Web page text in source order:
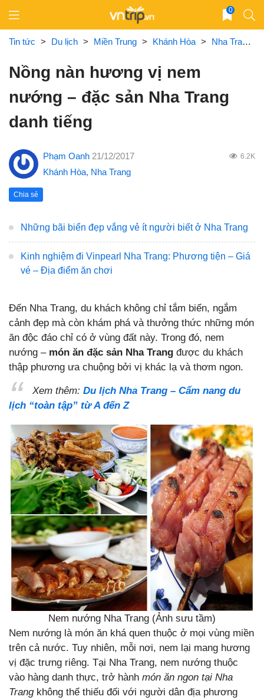
content
0
Tin tức > Du lịch > Miền Trung > Khánh Hòa > Nha Trang
Nồng nàn hương vị nem
nướng – đặc sản Nha Trang
danh tiếng
Phạm Oanh 21/12/2017 6.2K
Khánh Hòa, Nha Trang
Chia sẻ
Những bãi biển đẹp vắng vẻ ít người biết ở Nha Trang
Kinh nghiệm đi Vinpearl Nha Trang: Phương tiện – Giá
vé – Địa điểm ăn chơi
Đến Nha Trang, du khách không chỉ tắm biển, ngắm
cảnh đẹp mà còn khám phá và thưởng thức những món
ăn độc đáo chỉ có ở vùng đất này. Trong đó, nem
nướng – món ăn đặc sản Nha Trang được du khách
thập phương ưa chuộng bởi vị khác lạ và thơm ngon.
Xem thêm: Du lịch Nha Trang – Cẩm nang du
lịch “toàn tập” từ A đến Z
Nem nướng Nha Trang (Ảnh sưu tầm)
Nem nướng là món ăn khá quen thuộc ở mọi vùng miền
trên cả nước. Tuy nhiên, mỗi nơi, nem lại mang hương
vị đặc trưng riêng. Tại Nha Trang, nem nướng thuộc
vào hàng danh thực, trở hành món ăn ngon tại Nha
Trangkhông thể thiếu đối với người dân địa phương